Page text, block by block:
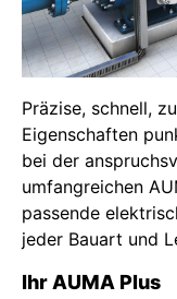
Präzise, schnell,
Eigenschaften
bei der
umfangreichen
passende
jeder Bauart und
Ihr AUMA Plus